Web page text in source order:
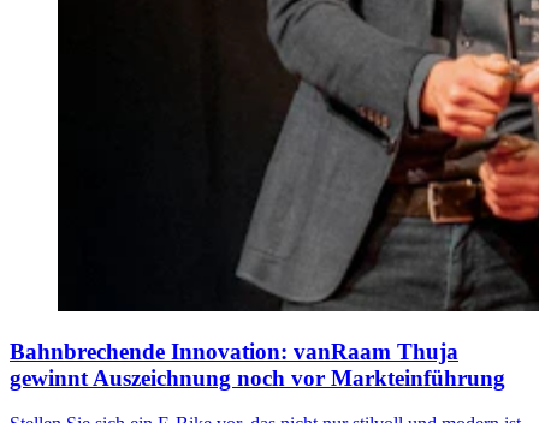
Bahnbrechende Innovation: vanRaam Thuja
gewinnt Auszeichnung noch vor Markteinführung